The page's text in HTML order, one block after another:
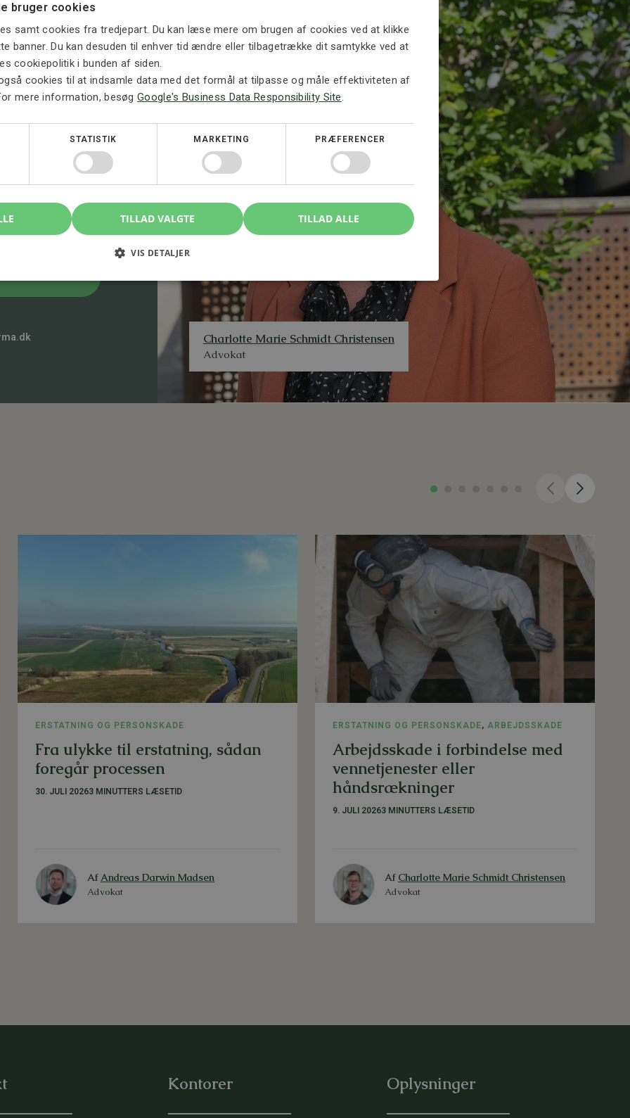
indledende
situationen og
Charlotte Marie Schmidt Christensen
Advokat
ERSTATNING OG PERSONSKADE
Fra ulykke til erstatning, sådan
foregår processen
30. JULI 20263 MINUTTERS LÆSETID
AfAndreas Darwin Madsen
Advokat
ERSTATNING OG PERSONSKADE, ARBEJDSSKADE
Arbejdsskade i forbindelse med
vennetjenester eller
håndsrækninger
9. JULI 20263 MINUTTERS LÆSETID
Af Charlotte Marie Schmidt Christensen
Advokat
Kontorer Oplysninger
bruger cookies
samt cookies fra tredjepart. Du kan læse mere om brugen af cookies ved at klikke
banner. Du kan desuden til enhver tid ændre eller tilbagetrække dit samtykke ved at
cookiepolitik i bunden af siden.
cookies til at indsamle data med det formål at tilpasse og måle effektiviteten af
mere information, besøgGoogle's Business Data Responsibility Site.
STATISTIK MARKETING PRÆFERENCER
TILLAD VALGTE TILLAD ALLE
VIS DETALJER